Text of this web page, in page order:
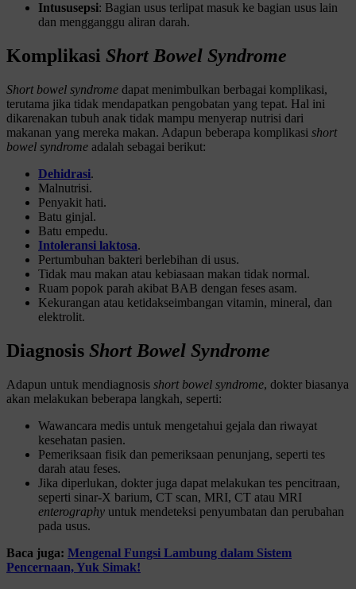
Intususepsi: Bagian usus terlipat masuk ke bagian usus lain
dan mengganggu aliran darah.
Komplikasi Short Bowel Syndrome
Short bowel syndrome dapat menimbulkan berbagai komplikasi,
terutama jika tidak mendapatkan pengobatan yang tepat. Hal ini
dikarenakan tubuh anak tidak mampu menyerap nutrisi dari
makanan yang mereka makan. Adapun beberapa komplikasi short
bowel syndrome adalah sebagai berikut:
Dehidrasi.
Malnutrisi.
Penyakit hati.
Batu ginjal.
Batu empedu.
Intoleransi laktosa.
Pertumbuhan bakteri berlebihan di usus.
Tidak mau makan atau kebiasaan makan tidak normal.
Ruam popok parah akibat BAB dengan feses asam.
Kekurangan atau ketidakseimbangan vitamin, mineral, dan
elektrolit.
Diagnosis Short Bowel Syndrome
Adapun untuk mendiagnosis short bowel syndrome, dokter biasanya
akan melakukan beberapa langkah, seperti:
Wawancara medis untuk mengetahui gejala dan riwayat
kesehatan pasien.
Pemeriksaan fisik dan pemeriksaan penunjang, seperti tes
darah atau feses.
Jika diperlukan, dokter juga dapat melakukan tes pencitraan,
seperti sinar-X barium, CT scan, MRI, CT atau MRI
enterography untuk mendeteksi penyumbatan dan perubahan
pada usus.
Baca juga: Mengenal Fungsi Lambung dalam Sistem
Pencernaan, Yuk Simak!